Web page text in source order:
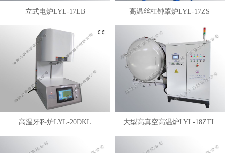
立式电炉LYL-17LB 高温丝杠钟罩炉LYL-17ZS
高温牙科炉LYL-20DKL 大型高真空高温炉LYL-18ZTL